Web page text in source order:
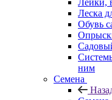
Лейки,
Леска
Обувь
ним
Семена